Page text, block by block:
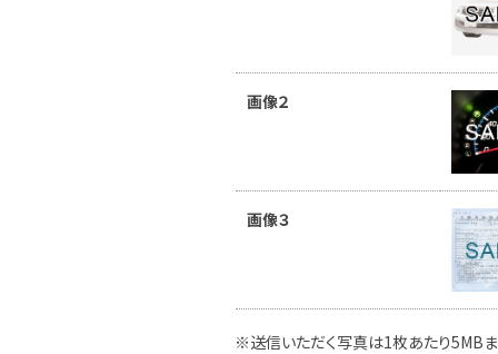
画像２
画像３
※送信いただく写真は1枚あたり5MBま